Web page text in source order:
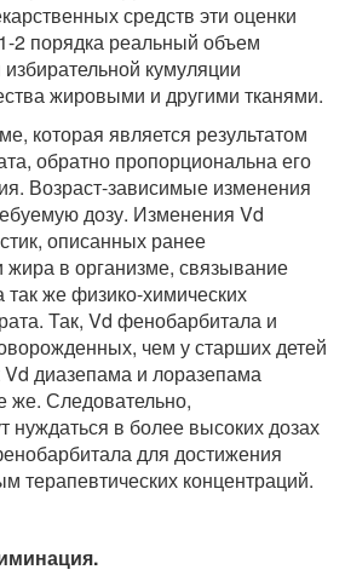
средств эти оценки
2 порядка реальный объем
кумуляции
жировыми и другими тканями.
которая является результатом
обратно пропорциональна его
Возраст-зависимые изменения
дозу. Изменения Vd
описанных ранее
в организме, связывание
так же физико-химических
Так, Vd фенобарбитала и
чем у старших детей
Vd диазепама и лоразепама
же. Следовательно,
нуждаться в более высоких дозах
для достижения
терапевтических концентраций.